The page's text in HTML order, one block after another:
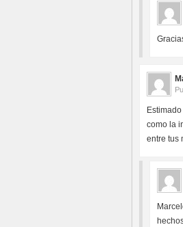
como la
entre tus